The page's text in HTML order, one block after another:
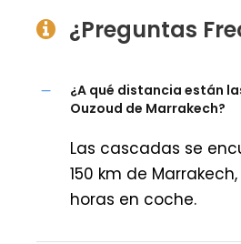
¿Preguntas
¿A qué distancia están
Ouzoud de Marrakech?
Las cascadas se
150 km de
horas en coche.